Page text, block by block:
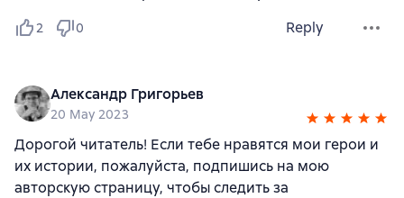
2 0 Reply
Александр Григорьев
20 May 2023
Дорогой читатель! Если тебе нравятся мои герои и
их истории, пожалуйста, подпишись на мою
авторскую страницу, чтобы следить за